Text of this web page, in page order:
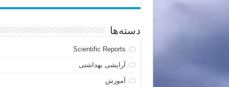
دسته‌ها
Scientific Reports
آرایشی بهداشتی
آموزش